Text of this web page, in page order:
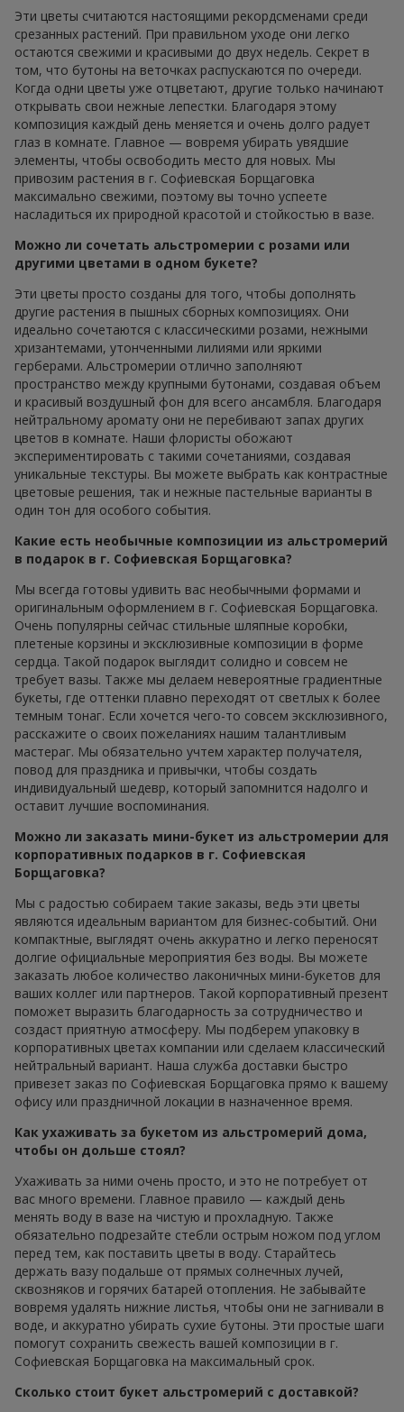
Эти цветы считаются настоящими рекордсменами среди
срезанных растений. При правильном уходе они легко
остаются свежими и красивыми до двух недель. Секрет в
том, что бутоны на веточках распускаются по очереди.
Когда одни цветы уже отцветают, другие только начинают
открывать свои нежные лепестки. Благодаря этому
композиция каждый день меняется и очень долго радует
глаз в комнате. Главное — вовремя убирать увядшие
элементы, чтобы освободить место для новых. Мы
привозим растения в г. Софиевская Борщаговка
максимально свежими, поэтому вы точно успеете
насладиться их природной красотой и стойкостью в вазе.
Можно ли сочетать альстромерии с розами или
другими цветами в одном букете?
Эти цветы просто созданы для того, чтобы дополнять
другие растения в пышных сборных композициях. Они
идеально сочетаются с классическими розами, нежными
хризантемами, утонченными лилиями или яркими
герберами. Альстромерии отлично заполняют
пространство между крупными бутонами, создавая объем
и красивый воздушный фон для всего ансамбля. Благодаря
нейтральному аромату они не перебивают запах других
цветов в комнате. Наши флористы обожают
экспериментировать с такими сочетаниями, создавая
уникальные текстуры. Вы можете выбрать как контрастные
цветовые решения, так и нежные пастельные варианты в
один тон для особого события.
Какие есть необычные композиции из альстромерий
в подарок в г. Софиевская Борщаговка?
Мы всегда готовы удивить вас необычными формами и
оригинальным оформлением в г. Софиевская Борщаговка.
Очень популярны сейчас стильные шляпные коробки,
плетеные корзины и эксклюзивные композиции в форме
сердца. Такой подарок выглядит солидно и совсем не
требует вазы. Также мы делаем невероятные градиентные
букеты, где оттенки плавно переходят от светлых к более
темным тонаг. Если хочется чего-то совсем эксклюзивного,
расскажите о своих пожеланиях нашим талантливым
мастераг. Мы обязательно учтем характер получателя,
повод для праздника и привычки, чтобы создать
индивидуальный шедевр, который запомнится надолго и
оставит лучшие воспоминания.
Можно ли заказать мини-букет из альстромерии для
корпоративных подарков в г. Софиевская
Борщаговка?
Мы с радостью собираем такие заказы, ведь эти цветы
являются идеальным вариантом для бизнес-событий. Они
компактные, выглядят очень аккуратно и легко переносят
долгие официальные мероприятия без воды. Вы можете
заказать любое количество лаконичных мини-букетов для
ваших коллег или партнеров. Такой корпоративный презент
поможет выразить благодарность за сотрудничество и
создаст приятную атмосферу. Мы подберем упаковку в
корпоративных цветах компании или сделаем классический
нейтральный вариант. Наша служба доставки быстро
привезет заказ по Софиевская Борщаговка прямо к вашему
офису или праздничной локации в назначенное время.
Как ухаживать за букетом из альстромерий дома,
чтобы он дольше стоял?
Ухаживать за ними очень просто, и это не потребует от
вас много времени. Главное правило — каждый день
менять воду в вазе на чистую и прохладную. Также
обязательно подрезайте стебли острым ножом под углом
перед тем, как поставить цветы в воду. Старайтесь
держать вазу подальше от прямых солнечных лучей,
сквозняков и горячих батарей отопления. Не забывайте
вовремя удалять нижние листья, чтобы они не загнивали в
воде, и аккуратно убирать сухие бутоны. Эти простые шаги
помогут сохранить свежесть вашей композиции в г.
Софиевская Борщаговка на максимальный срок.
Сколько стоит букет альстромерий с доставкой?